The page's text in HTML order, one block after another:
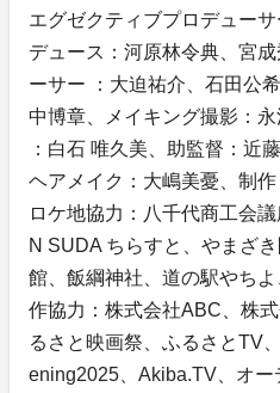
エグゼクティブプロデュー
デュース：河原林令典、宮
ーサー ：大迫祐介、石田公
中博章、メイキング撮影：
：白石 唯久美、助監督：近
ヘアメイク：大嶋美憂、制
ロケ地協力：八千代商工会
N SUDA ちらすと、やまざ
館、飯綱神社、道の駅やち
作協力：株式会社ABC、株
るさと映画祭、ふるさとTV
ening2025、Akiba.TV、オー